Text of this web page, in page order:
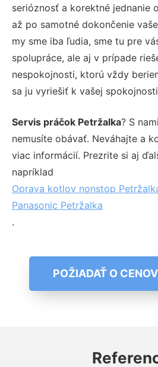
serióznosť a korektné jednanie
až po samotné dokončenie
my sme iba ľudia, sme tu pre
spolupráce, ale aj v prípade
nespokojnosti, ktorú vždy
sa ju vyriešiť k vašej
Servis práčok Petržalka? S
nemusíte obávať. Neváhajte a
viac informácií. Prezrite si aj
napríklad
Oprava kotlov nonstop
Panasonic Petržalka
.
POŽIADAŤ O